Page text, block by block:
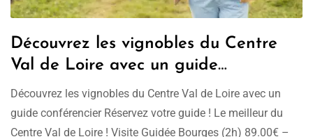
Découvrez les vignobles du Centre
Val de Loire avec un guide
conférencier !
Découvrez les vignobles du Centre Val de Loire avec un
guide conférencier Réservez votre guide ! Le meilleur du
Centre Val de Loire ! Visite Guidée Bourges (2h) 89.00€ –